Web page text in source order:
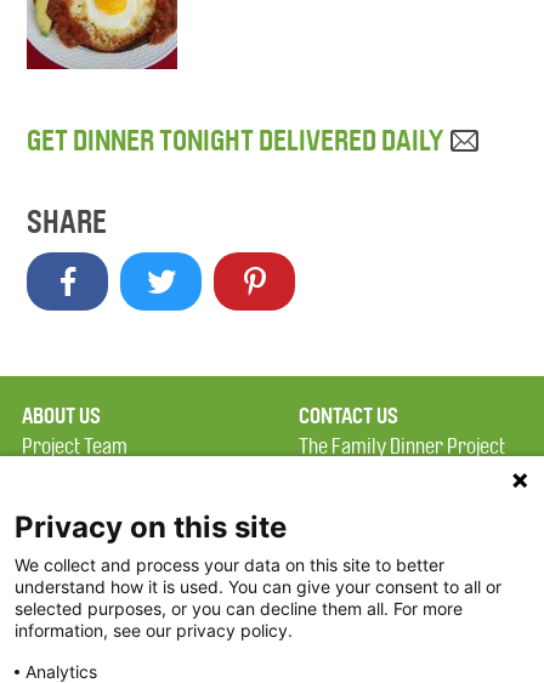
GET DINNER TONIGHT DELIVERED DAILY
SHARE
ABOUT US
Project Team
Terms of Use
FAQ
FDP in the News
Partners
CONTACT US
The Family Dinner Project
Square, Suite 900
Boston, MA 02114
Privacy on this site
We collect and process your data on this site to better
understand how it is used. You can give your consent to all or
selected purposes, or you can decline them all. For more
information, see our privacy policy.
Analytics